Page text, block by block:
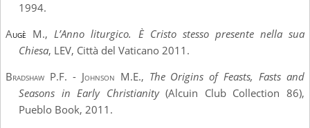
1994.
Augè M.,L’Anno liturgico. È Cristo stesso presente nella sua
Chiesa, LEV, Città del Vaticano 2011.
Bradshaw P.F. - Johnson M.E., The Origins of Feasts, Fasts and
Seasons in Early Christianity(Alcuin Club Collection 86),
Pueblo Book, 2011.